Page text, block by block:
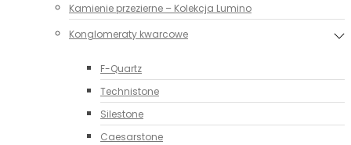
Kamienie przezierne – Kolekcja Lumino
Konglomeraty kwarcowe
F-Quartz
Technistone
Silestone
Caesarstone